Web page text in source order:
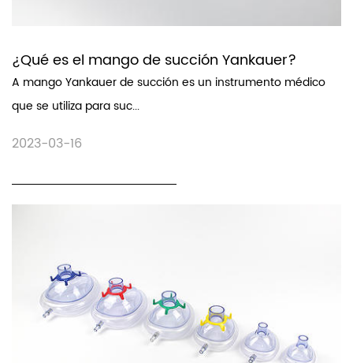
¿Qué es el mango de succión Yankauer?
A mango Yankauer de succión es un instrumento médico
que se utiliza para suc...
2023-03-16